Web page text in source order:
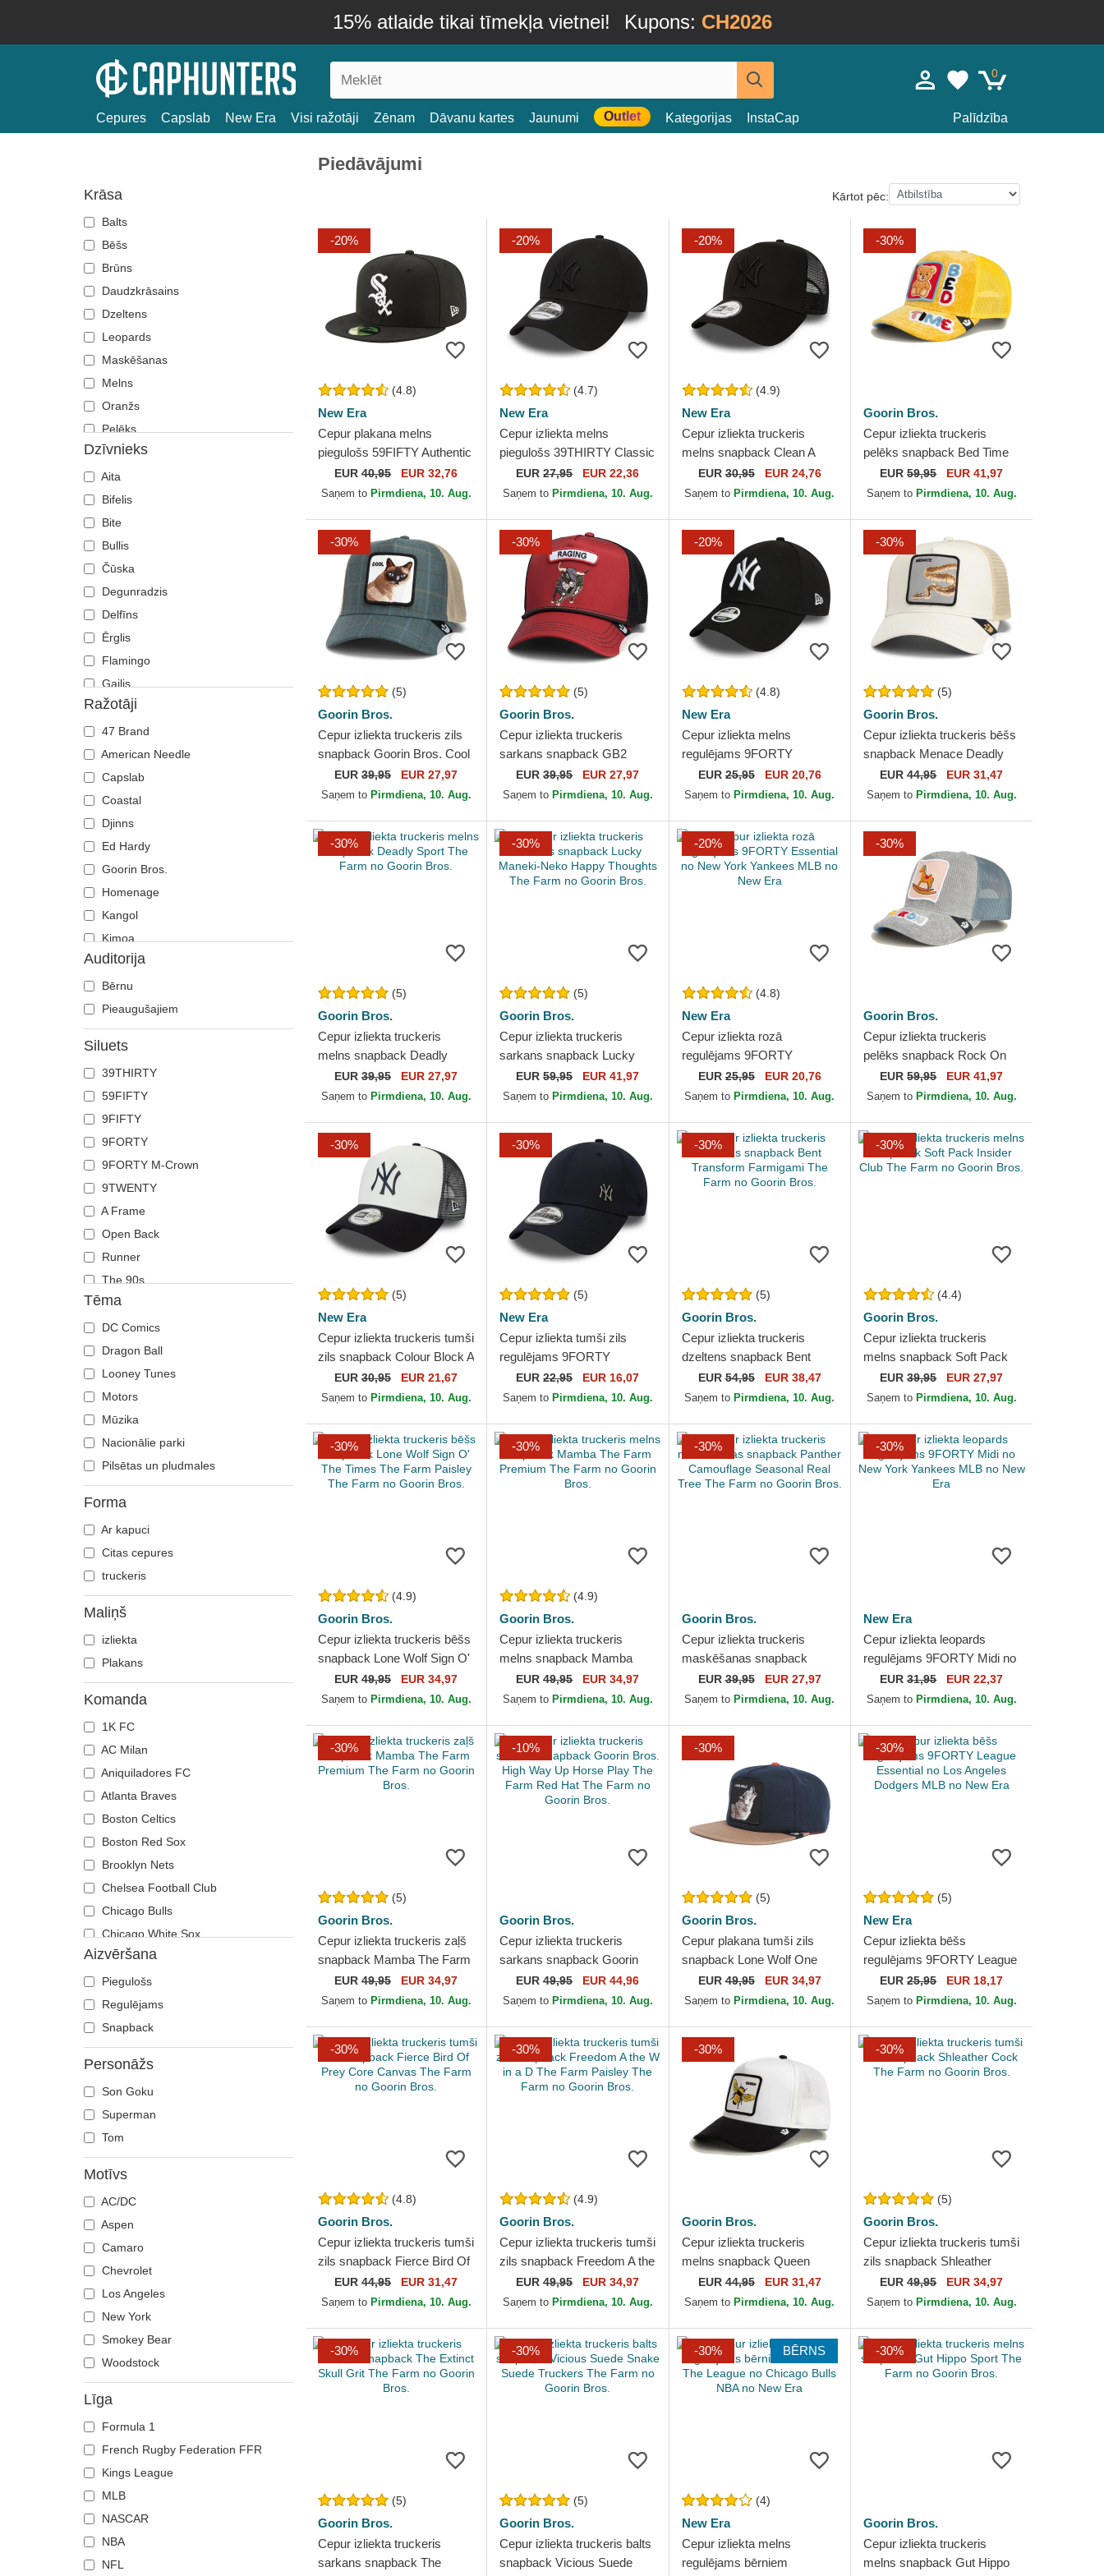
15% atlaide tikai tīmekļa vietnei! Kupons: CH2026
0
Cepures Capslab New Era Visi ražotāji Zēnam Dāvanu kartes Jaunumi Outlet Kategorijas InstaCap Palīdzība
Krāsa
Balts
Bēšs
Brūns
Daudzkrāsains
Dzeltens
Leopards
Maskēšanas
Melns
Oranžs
Pelēks
Rozā
Sarkans
Tumši zils
Violets
Zaļš
Zils
Dzīvnieks
Aita
Bifelis
Bite
Bullis
Čūska
Degunradzis
Delfīns
Ērglis
Flamingo
Gailis
Gepards
Jāņtārpiņš
Kaķis
Kaza
Koijots
Lācis
Nīlzirgs
Omārs
Pantera
Pele
Ronis
Rotveilers
Siāmas kaujas zivtiņa
Skorpions
Skudra
T-Rekss
Tauriņš
Vilks
Zirgs
Ražotāji
47 Brand
American Needle
Capslab
Coastal
Djinns
Ed Hardy
Goorin Bros.
Homenage
Kangol
Kimoa
Mitchell & Ness
New Era
Oblack
Pica Pica
Polo Ralph Lauren
Superdry
The No.1 Face
Von Dutch
Wheels And Waves
Auditorija
Bērnu
Pieaugušajiem
Siluets
39THIRTY
59FIFTY
9FIFTY
9FORTY
9FORTY M-Crown
9TWENTY
A Frame
Open Back
Runner
The 90s
Tēma
DC Comics
Dragon Ball
Looney Tunes
Motors
Mūzika
Nacionālie parki
Pilsētas un pludmales
Forma
Ar kapuci
Citas cepures
truckeris
Maliņš
izliekta
Plakans
Komanda
1K FC
AC Milan
Aniquiladores FC
Atlanta Braves
Boston Celtics
Boston Red Sox
Brooklyn Nets
Chelsea Football Club
Chicago Bulls
Chicago White Sox
Cleveland Cavaliers
Cleveland Cubs
Denver Nuggets
Detroit Tigers
El Barrio
Golden State Warriors
Haas F1 Team
Houston Texans
Jijantes FC
Los Angeles Dodgers
Los Angeles Lakers
Los Troncos FC
Miami Heat
Minnesota Vikings
New Orleans Pelicans
New York Black Yankees
New York Cubans
New York Jets
Aizvēršana
Piegulošs
Regulējams
Snapback
Personāžs
Son Goku
Superman
Tom
Motīvs
AC/DC
Aspen
Camaro
Chevrolet
Los Angeles
New York
Smokey Bear
Woodstock
Līga
Formula 1
French Rugby Federation FFR
Kings League
MLB
NASCAR
NBA
NFL
Piedāvājumi
Kārtot pēc:
-20%
(4.8)
New Era
Cepur plakana melns
piegulošs 59FIFTY Authentic
On Field Game no Chicago
White Sox MLB no New Era
EUR40,95 EUR 32,76
Saņem to Pirmdiena, 10. Aug.
-20%
(4.7)
New Era
Cepur izliekta melns
piegulošs 39THIRTY Classic
no New York Yankees MLB
no New Era
EUR27,95 EUR 22,36
Saņem to Pirmdiena, 10. Aug.
-20%
(4.9)
New Era
Cepur izliekta truckeris
melns snapback Clean A
Frame no New York
Yankees MLB no New Era
EUR30,95 EUR 24,76
Saņem to Pirmdiena, 10. Aug.
-30%
Goorin Bros.
Cepur izliekta truckeris
pelēks snapback Bed Time
Duvet All Det Happy
Thoughts The Farm no
EUR59,95 EUR 41,97
Saņem to Pirmdiena, 10. Aug.
-30%
(5)
Goorin Bros.
Cepur izliekta truckeris zils
snapback Goorin Bros. Cool
Cat Luxury Moon The Farm
Blue Hat The...
EUR39,95 EUR 27,97
Saņem to Pirmdiena, 10. Aug.
-30%
(5)
Goorin Bros.
Cepur izliekta truckeris
sarkans snapback GB2
Raging Bull The Rocker The
Farm no Goorin Bros.
EUR39,95 EUR 27,97
Saņem to Pirmdiena, 10. Aug.
-20%
(4.8)
New Era
Cepur izliekta melns
regulējams 9FORTY
Essential no New York
Yankees MLB no New Era
EUR25,95 EUR 20,76
Saņem to Pirmdiena, 10. Aug.
-30%
(5)
Goorin Bros.
Cepur izliekta truckeris bēšs
snapback Menace Deadly
Companion Core Canvas
The Farm no Goorin Bros.
EUR44,95 EUR 31,47
Saņem to Pirmdiena, 10. Aug.
-30%
(5)
Goorin Bros.
Cepur izliekta truckeris
melns snapback Deadly
Sport The Farm no Goorin
Bros.
EUR39,95 EUR 27,97
Saņem to Pirmdiena, 10. Aug.
-30%
(5)
Goorin Bros.
Cepur izliekta truckeris
sarkans snapback Lucky
Maneki-Neko Happy
Thoughts The Farm no
EUR59,95 EUR 41,97
Saņem to Pirmdiena, 10. Aug.
-20%
(4.8)
New Era
Cepur izliekta rozā
regulējams 9FORTY
Essential no New York
Yankees MLB no New Era
EUR25,95 EUR 20,76
Saņem to Pirmdiena, 10. Aug.
-30%
Goorin Bros.
Cepur izliekta truckeris
pelēks snapback Rock On
Hobby Horse Happy
Thoughts The Farm no
EUR59,95 EUR 41,97
Saņem to Pirmdiena, 10. Aug.
-30%
(5)
New Era
Cepur izliekta truckeris tumši
zils snapback Colour Block A
Frame no New York
Yankees MLB no New Era
EUR30,95 EUR 21,67
Saņem to Pirmdiena, 10. Aug.
-30%
(5)
New Era
Cepur izliekta tumši zils
regulējams 9FORTY
Flawless no New York
Yankees MLB no New Era
EUR22,95 EUR 16,07
Saņem to Pirmdiena, 10. Aug.
-30%
(5)
Goorin Bros.
Cepur izliekta truckeris
dzeltens snapback Bent
Transform Farmigami The
Farm no Goorin Bros.
EUR54,95 EUR 38,47
Saņem to Pirmdiena, 10. Aug.
-30%
(4.4)
Goorin Bros.
Cepur izliekta truckeris
melns snapback Soft Pack
Insider Club The Farm no
Goorin Bros.
EUR39,95 EUR 27,97
Saņem to Pirmdiena, 10. Aug.
-30%
(4.9)
Goorin Bros.
Cepur izliekta truckeris bēšs
snapback Lone Wolf Sign O'
The Times The Farm Paisley
The Farm no...
EUR49,95 EUR 34,97
Saņem to Pirmdiena, 10. Aug.
-30%
(4.9)
Goorin Bros.
Cepur izliekta truckeris
melns snapback Mamba
The Farm Premium The
Farm no Goorin Bros.
EUR49,95 EUR 34,97
Saņem to Pirmdiena, 10. Aug.
-30%
Goorin Bros.
Cepur izliekta truckeris
maskēšanas snapback
Panther Camouflage
Seasonal Real Tree The
EUR39,95 EUR 27,97
Saņem to Pirmdiena, 10. Aug.
-30%
New Era
Cepur izliekta leopards
regulējams 9FORTY Midi no
New York Yankees MLB no
New Era
EUR31,95 EUR 22,37
Saņem to Pirmdiena, 10. Aug.
-30%
(5)
Goorin Bros.
Cepur izliekta truckeris zaļš
snapback Mamba The Farm
Premium The Farm no
Goorin Bros.
EUR49,95 EUR 34,97
Saņem to Pirmdiena, 10. Aug.
-10%
Goorin Bros.
Cepur izliekta truckeris
sarkans snapback Goorin
Bros. High Way Up Horse
Play The Farm Red Hat...
EUR49,95 EUR 44,96
Saņem to Pirmdiena, 10. Aug.
-30%
(5)
Goorin Bros.
Cepur plakana tumši zils
snapback Lone Wolf One
Pack The Farm Flats The
Farm no Goorin Bros.
EUR49,95 EUR 34,97
Saņem to Pirmdiena, 10. Aug.
-30%
(5)
New Era
Cepur izliekta bēšs
regulējams 9FORTY League
Essential no Los Angeles
Dodgers MLB no New Era
EUR25,95 EUR 18,17
Saņem to Pirmdiena, 10. Aug.
-30%
(4.8)
Goorin Bros.
Cepur izliekta truckeris tumši
zils snapback Fierce Bird Of
Prey Core Canvas The Farm
no Goorin...
EUR44,95 EUR 31,47
Saņem to Pirmdiena, 10. Aug.
-30%
(4.9)
Goorin Bros.
Cepur izliekta truckeris tumši
zils snapback Freedom A the
W in a D The Farm Paisley
The Farm no...
EUR49,95 EUR 34,97
Saņem to Pirmdiena, 10. Aug.
-30%
Goorin Bros.
Cepur izliekta truckeris
melns snapback Queen
Microsuede Bee The Farm
no Goorin Bros.
EUR44,95 EUR 31,47
Saņem to Pirmdiena, 10. Aug.
-30%
(5)
Goorin Bros.
Cepur izliekta truckeris tumši
zils snapback Shleather
Cock The Farm no Goorin
Bros.
EUR49,95 EUR 34,97
Saņem to Pirmdiena, 10. Aug.
-30%
(5)
Goorin Bros.
Cepur izliekta truckeris
sarkans snapback The
-30%
(5)
Goorin Bros.
Cepur izliekta truckeris balts
snapback Vicious Suede
-30% BĒRNS
(4)
New Era
Cepur izliekta melns
regulējams bērniem
-30%
Goorin Bros.
Cepur izliekta truckeris
melns snapback Gut Hippo